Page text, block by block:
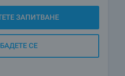
ЗАПИТВАНЕ
СЕ